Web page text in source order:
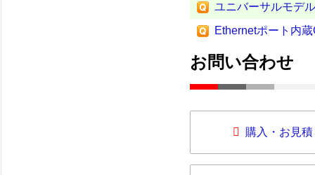
ユニバーサルモデ
Ethernetポート内
お問い合わせ
購入・お見